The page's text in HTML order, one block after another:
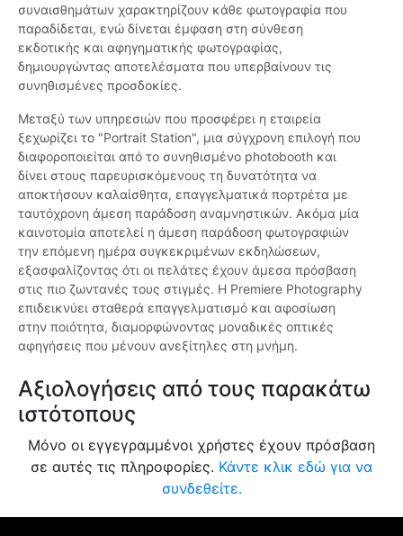
συναισθημάτων χαρακτηρίζουν κάθε φωτογραφία που
παραδίδεται, ενώ δίνεται έμφαση στη σύνθεση
εκδοτικής και αφηγηματικής φωτογραφίας,
δημιουργώντας αποτελέσματα που υπερβαίνουν τις
συνηθισμένες προσδοκίες.
Μεταξύ των υπηρεσιών που προσφέρει η εταιρεία
ξεχωρίζει το "Portrait Station", μια σύγχρονη επιλογή που
διαφοροποιείται από το συνηθισμένο photobooth και
δίνει στους παρευρισκόμενους τη δυνατότητα να
αποκτήσουν καλαίσθητα, επαγγελματικά πορτρέτα με
ταυτόχρονη άμεση παράδοση αναμνηστικών. Ακόμα μία
καινοτομία αποτελεί η άμεση παράδοση φωτογραφιών
την επόμενη ημέρα συγκεκριμένων εκδηλώσεων,
εξασφαλίζοντας ότι οι πελάτες έχουν άμεσα πρόσβαση
στις πιο ζωντανές τους στιγμές. Η Premiere Photography
επιδεικνύει σταθερά επαγγελματισμό και αφοσίωση
στην ποιότητα, διαμορφώνοντας μοναδικές οπτικές
αφηγήσεις που μένουν ανεξίτηλες στη μνήμη.
Αξιολογήσεις από τους παρακάτω
ιστότοπους
Μόνο οι εγγεγραμμένοι χρήστες έχουν πρόσβαση
σε αυτές τις πληροφορίες. Κάντε κλικ εδώ για να
συνδεθείτε.